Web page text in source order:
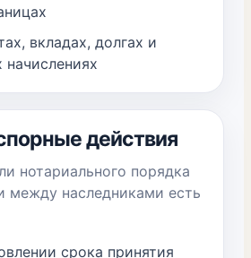
вкладах, долгах и
действия
нотариального порядка
между наследниками есть
срока принятия